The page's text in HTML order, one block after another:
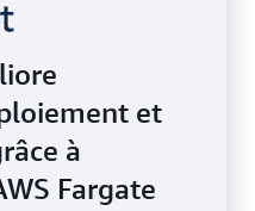
et
à
Fargate